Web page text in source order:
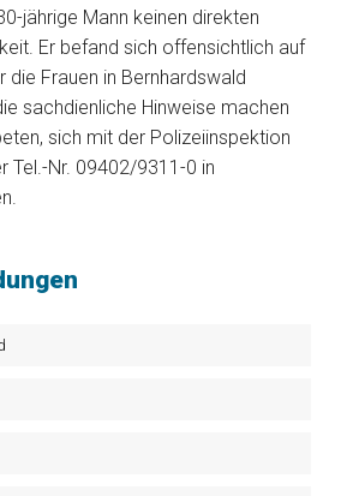
jährige Mann keinen direkten
Er befand sich offensichtlich auf
die Frauen in Bernhardswald
sachdienliche Hinweise machen
sich mit der Polizeiinspektion
Tel.-Nr. 09402/9311-0 in